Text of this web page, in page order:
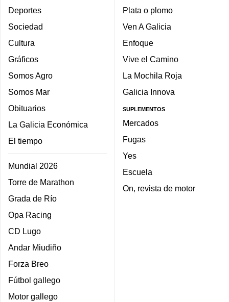
Deportes
Sociedad
Cultura
Gráficos
Somos Agro
Somos Mar
Obituarios
La Galicia Económica
El tiempo
Mundial 2026
Torre de Marathon
Grada de Río
Opa Racing
CD Lugo
Andar Miudiño
Forza Breo
Fútbol gallego
Motor gallego
Plata o plomo
Ven A Galicia
Enfoque
Vive el Camino
La Mochila Roja
Galicia Innova
SUPLEMENTOS
Mercados
Fugas
Yes
Escuela
On, revista de motor